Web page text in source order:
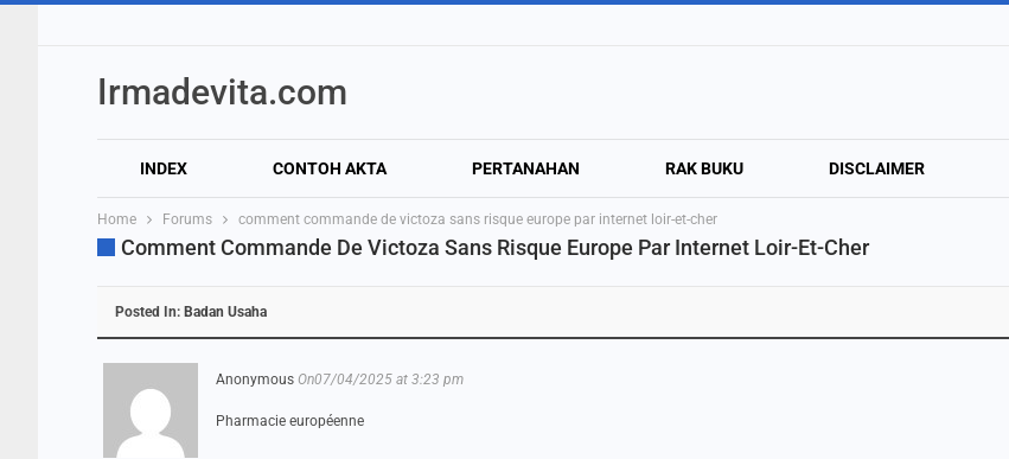
Irmadevita.com
INDEX CONTOH AKTA PERTANAHAN RAK BUKU DISCLAIMER
Home Forums comment commande de victoza sans risque europe par internet loir-et-cher
Comment Commande De Victoza Sans Risque Europe Par Internet Loir-Et-Cher
Posted In: Badan Usaha
Anonymous On07/04/2025 at 3:23 pm
Pharmacie européenne